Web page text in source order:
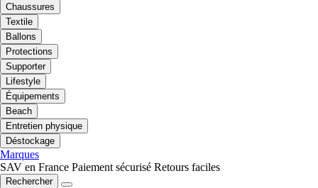
Chaussures
Textile
Ballons
Protections
Supporter
Lifestyle
Équipements
Beach
Entretien physique
Déstockage
Marques
SAV en France Paiement sécurisé Retours faciles
Rechercher